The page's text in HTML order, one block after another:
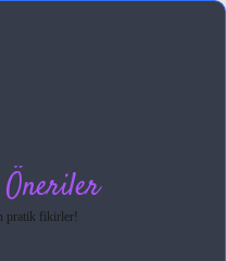
pratik fikirler!